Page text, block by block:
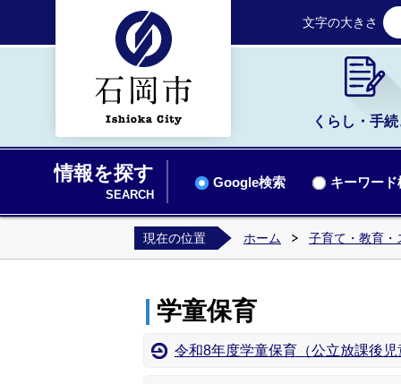
文字の大きさ
くらし・手
情報を探す
SEARCH
Google検索 キーワー
現在の位置 ホーム 子育て・教育・
学童保育
令和8年度学童保育（公立放課後